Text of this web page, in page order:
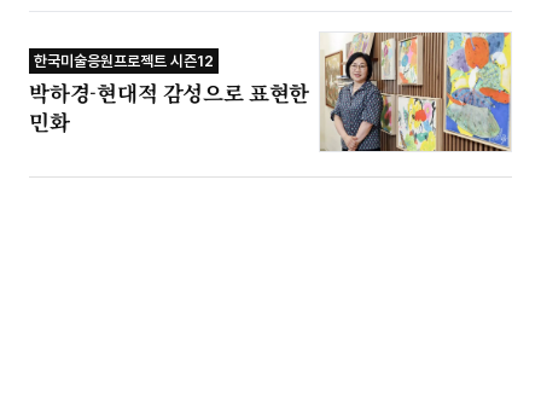
한국미술응원프로젝트 시즌12
박하경-현대적 감성으로 표현한
민화